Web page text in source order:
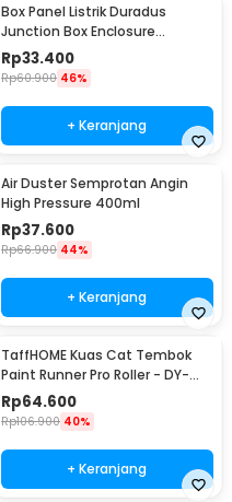
Box Panel Listrik Duradus
Junction Box Enclosure
Waterproof 158x90mm - B1589
Rp33.400
Rp60.900 46%
+ Keranjang
Air Duster Semprotan Angin
High Pressure 400ml
Rp37.600
Rp66.900 44%
+ Keranjang
TaffHOME Kuas Cat Tembok
Paint Runner Pro Roller - DY-
526
Rp64.600
Rp106.900 40%
+ Keranjang